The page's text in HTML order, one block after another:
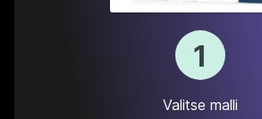
1
Valitse malli